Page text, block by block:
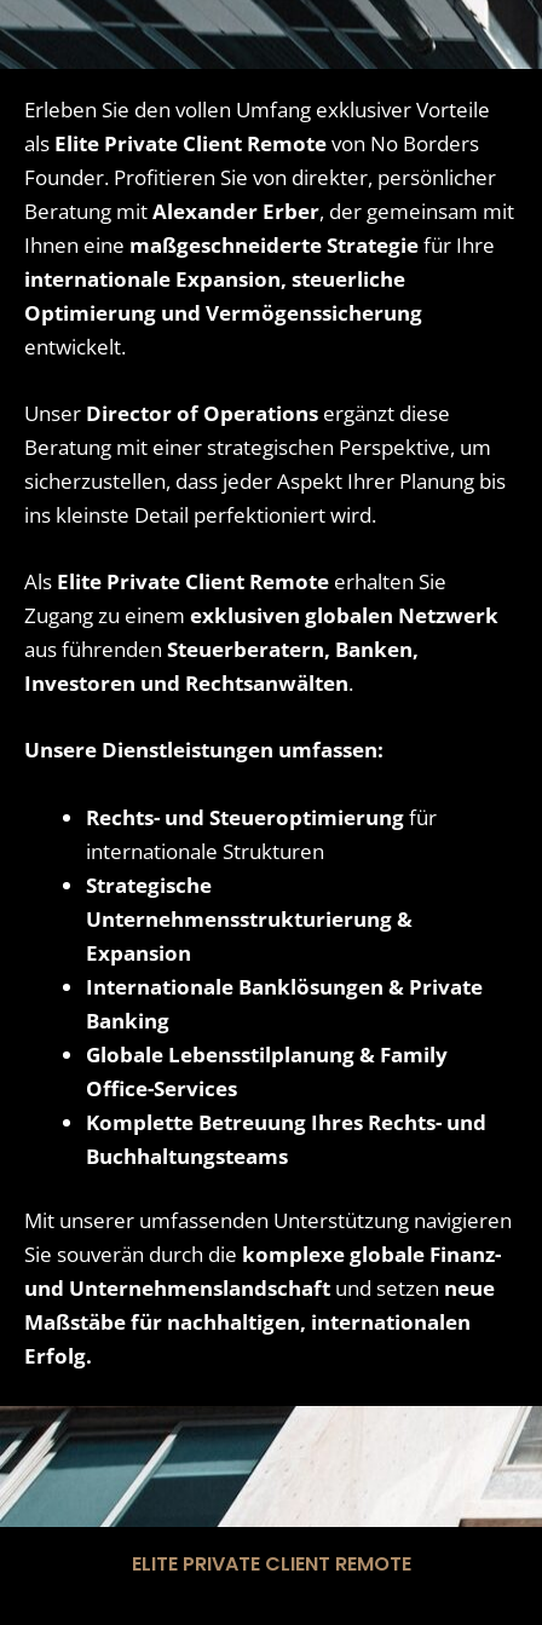
Erleben Sie den vollen Umfang exklusiver Vorteile
als Elite Private Client Remotevon No Borders
Founder. Profitieren Sie von direkter, persönlicher
Beratung mitAlexander Erber, der gemeinsam mit
Ihnen eine maßgeschneiderte Strategiefür Ihre
internationale Expansion, steuerliche
Optimierung und Vermögenssicherung
entwickelt.
Unser Director of Operations ergänzt diese
Beratung mit einer strategischen Perspektive, um
sicherzustellen, dass jeder Aspekt Ihrer Planung bis
ins kleinste Detail perfektioniert wird.
Als Elite Private Client Remote erhalten Sie
Zugang zu einem exklusiven globalen Netzwerk
aus führenden Steuerberatern, Banken,
Investoren und Rechtsanwälten.
Unsere Dienstleistungen umfassen:
Rechts- und Steueroptimierungfür
internationale Strukturen
Strategische
Unternehmensstrukturierung &
Expansion
Internationale Banklösungen & Private
Banking
Globale Lebensstilplanung & Family
Office-Services
Komplette Betreuung Ihres Rechts- und
Buchhaltungsteams
Mit unserer umfassenden Unterstützung navigieren
Sie souverän durch die komplexe globale Finanz-
und Unternehmenslandschaft und setzen neue
Maßstäbe für nachhaltigen, internationalen
Erfolg.
ELITE PRIVATE CLIENT REMOTE